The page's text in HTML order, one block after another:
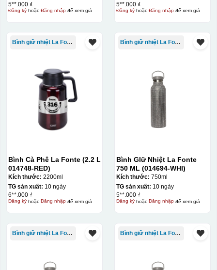
5**.000 ₫
Đăng kýhoặc Đăng nhậpđể xem giá
5**.000 ₫
Đăng kýhoặc Đăng nhậpđể xem giá
Bình giữ nhiệt La Fonte
Bình Cà Phê La Fonte (2.2 L
014748-RED)
Kích thước: 2200ml
TG sản xuất: 10 ngày
6**.000 ₫
Đăng kýhoặc Đăng nhậpđể xem giá
Bình giữ nhiệt La Fonte
Bình GIữ Nhiệt La Fonte
750 ML (014694-WHI)
Kích thước: 750ml
TG sản xuất: 10 ngày
5**.000 ₫
Đăng kýhoặc Đăng nhậpđể xem giá
Bình giữ nhiệt La Fonte Bình giữ nhiệt La Fonte